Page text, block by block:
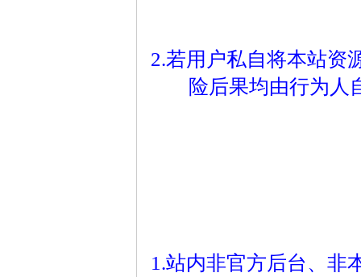
2.若用户私自将本站资
险后果均由行为人
1.站内非官方后台、非